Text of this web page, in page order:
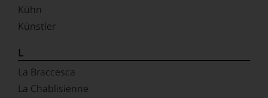
Kühn
Künstler
L
La Braccesca
La Chablisienne